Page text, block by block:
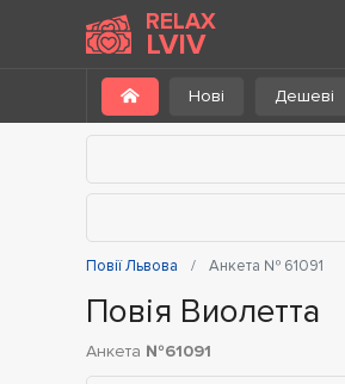
RELAX
LVIV
Нові Дешеві
Повії Львова Анкета № 61091
Повія Виолетта
Анкета №61091